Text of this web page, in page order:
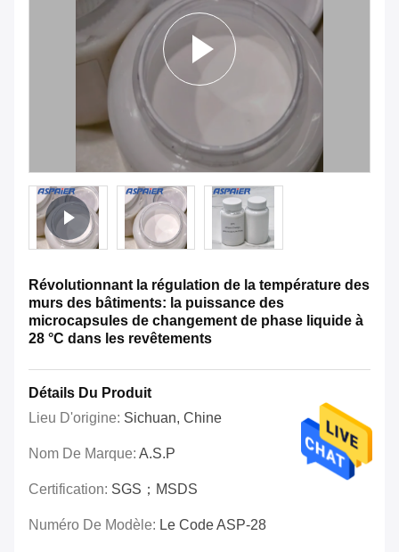
Révolutionnant la régulation de la température des
murs des bâtiments: la puissance des
microcapsules de changement de phase liquide à
28 °C dans les revêtements
Détails Du Produit
Lieu D'origine: Sichuan, Chine
Nom De Marque: A.S.P
Certification: SGS；MSDS
Numéro De Modèle: Le Code ASP-28